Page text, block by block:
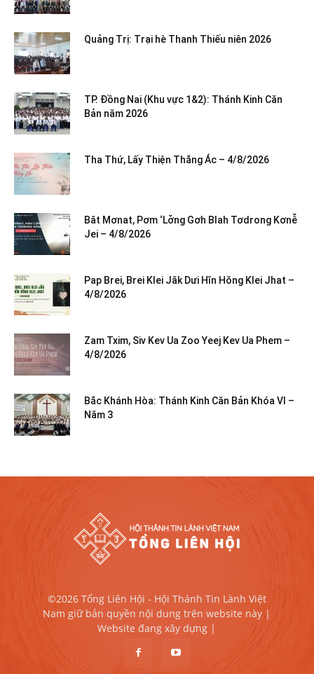
Quảng Trị: Trại hè Thanh Thiếu niên 2026
TP. Đồng Nai (Khu vực 1&2): Thánh Kinh Căn
Bản năm 2026
Tha Thứ, Lấy Thiện Thắng Ác – 4/8/2026
Băt Mơnat, Pơm ‘Lơ̆ng Gơh Blah Tơdrong Kơnê̆
Jei – 4/8/2026
Pap Brei, Brei Klei Jăk Dưi Hĭn Hŏng Klei Jhat –
4/8/2026
Zam Txim, Siv Kev Ua Zoo Yeej Kev Ua Phem –
4/8/2026
Bắc Khánh Hòa: Thánh Kinh Căn Bản Khóa VI –
Năm 3
©2026 Tổng Liên Hội - Hội Thánh Tin Lành Việt
Nam giữ bản quyền nội dung trên website này |
Website đang xây dựng |